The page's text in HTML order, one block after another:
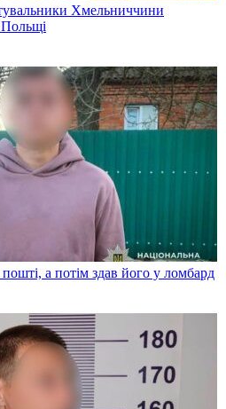
Хмельниччини
а потім здав його у ломбард